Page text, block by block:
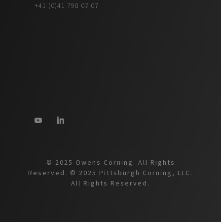
+41 (0)41 798 07 07
© 2025 Owens Corning. All Rights
Reserved. © 2025 Pittsburgh Corning, LLC.
All Rights Reserved.